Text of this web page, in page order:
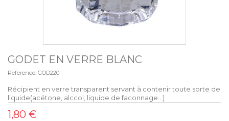
GODET EN VERRE BLANC
Reference: GOD220
Récipient en verre transparent servant à contenir toute sorte de
liquide(acétone, alccol, liquide de faconnage…)
1,80 €